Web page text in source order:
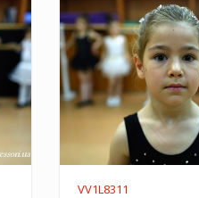
VV1L8311